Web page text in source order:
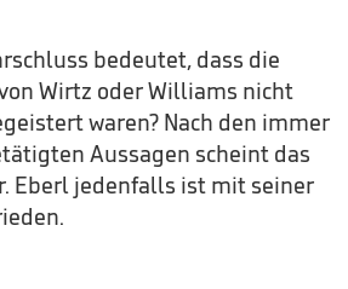
bedeutet, dass die
Wirtz oder Williams nicht
waren? Nach den immer
Aussagen scheint das
Eberl jedenfalls ist mit seiner